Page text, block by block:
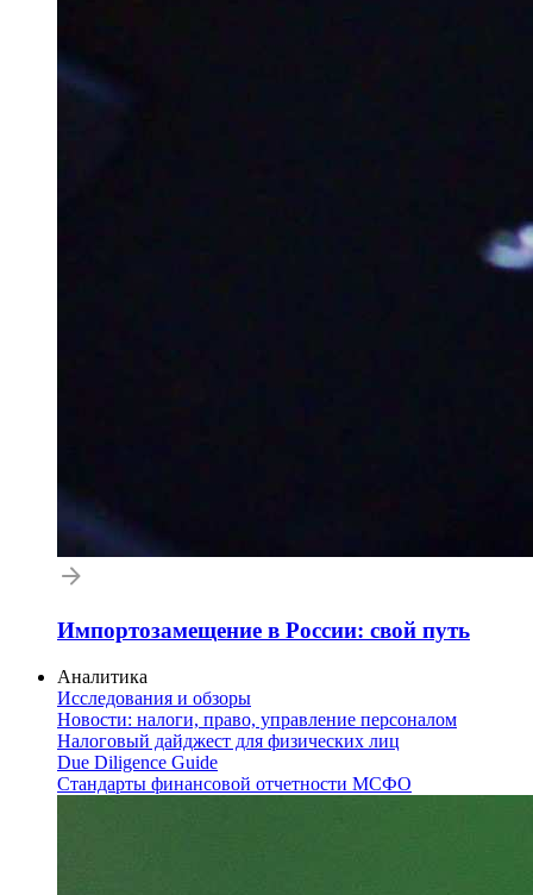
Импортозамещение в России: свой путь
Аналитика
Исследования и обзоры
Новости: налоги, право, управление персоналом
Налоговый дайджест для физических лиц
Due Diligence Guide
Стандарты финансовой отчетности МСФО